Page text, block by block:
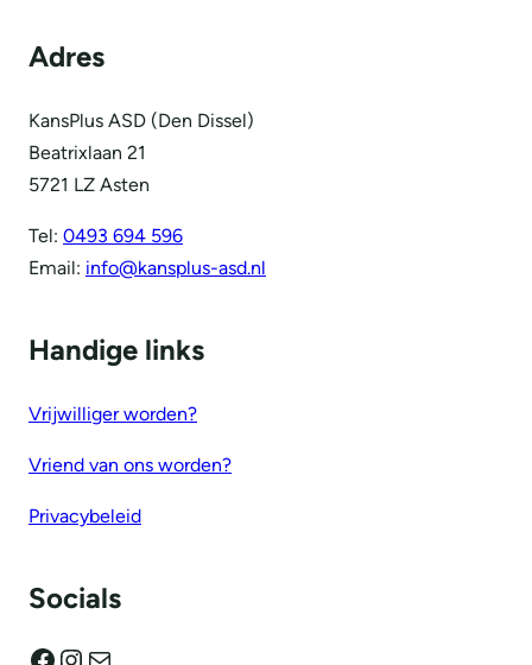
Adres
KansPlus ASD (Den Dissel)
Beatrixlaan 21
5721 LZ Asten
Tel: 0493 694 596
Email: info@kansplus-asd.nl
Handige links
Vrijwilliger worden?
Vriend van ons worden?
Privacybeleid
Socials
Facebook Instagram E-mail